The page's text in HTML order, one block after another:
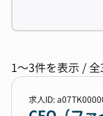
1件選択
勤務地
1〜3件を表示 /
求人ID: